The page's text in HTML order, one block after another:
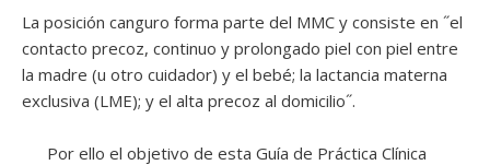
La posición canguro forma parte del MMC y consiste en ˝el
contacto precoz, continuo y prolongado piel con piel entre
la madre (u otro cuidador) y el bebé; la lactancia materna
exclusiva (LME); y el alta precoz al domicilio˝.
Por ello el objetivo de esta Guía de Práctica Clínica